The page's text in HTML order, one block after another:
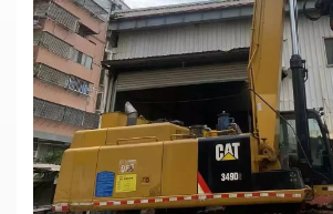
长度：选择
材料：Q355B 或 Q690D
状态：全新
臂式气缸类型：外贸类型（外国）
规格：OEM
水桶容量：选择
认证：CE、ISO9001:2000
编号 : CAT349D